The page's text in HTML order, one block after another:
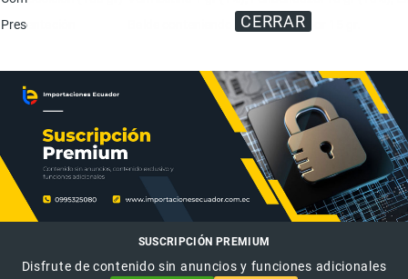
CERRAR
Presentación
Balde conteniendo 40 unidades por 15 gr.
SUSCRIPCIÓN PREMIUM
Disfrute de contenido sin anuncios y funciones adicionales